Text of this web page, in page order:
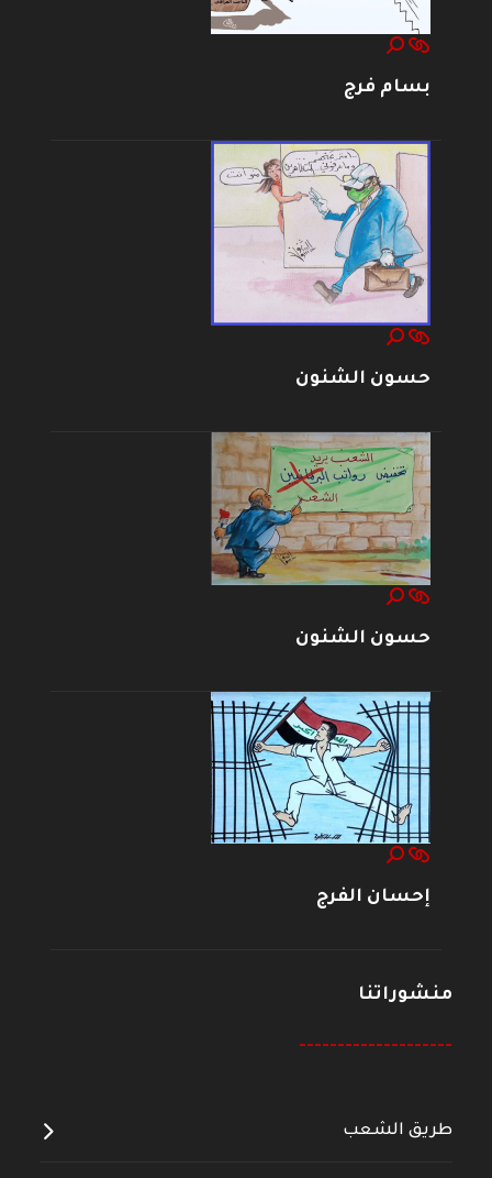
بسام فرج
حسون الشنون
حسون الشنون
إحسان الفرج
منشوراتنا
--------------------
طريق الشعب